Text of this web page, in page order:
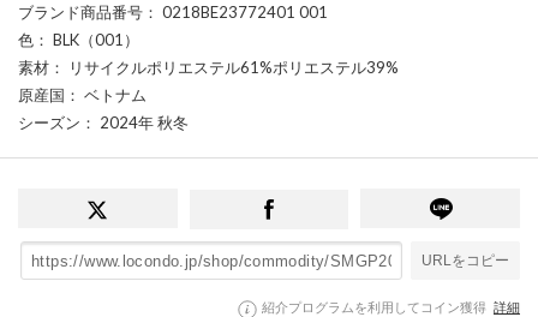
ブランド商品番号 ： 0218BE23772401 001
色 ： BLK（001）
素材 ： リサイクルポリエステル61%ポリエステル39%
原産国 ： ベトナム
シーズン ： 2024年 秋冬
URLをコピー
紹介プログラムを利用してコイン獲得 詳細